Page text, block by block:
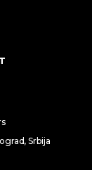
Srbija